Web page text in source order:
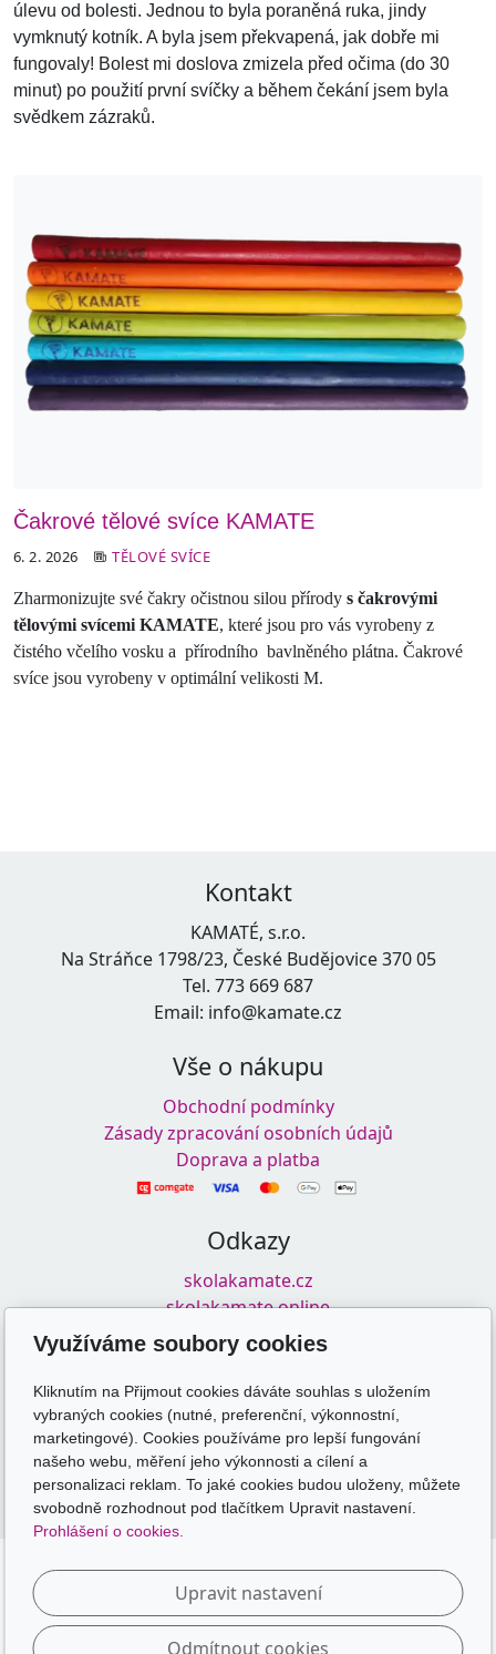
úlevu od bolesti. Jednou to byla poraněná ruka, jindy
vymknutý kotník. A byla jsem překvapená, jak dobře mi
fungovaly! Bolest mi doslova zmizela před očima (do 30
minut) po použití první svíčky a během čekání jsem byla
svědkem zázraků.
Čakrové tělové svíce KAMATE
6. 2. 2026 TĚLOVÉ SVÍCE
Zharmonizujte své čakry očistnou silou přírody s čakrovými
tělovými svícemi KAMATE, které jsou pro vás vyrobeny z
čistého včelího vosku a přírodního bavlněného plátna. Čakrové
svíce jsou vyrobeny v optimální velikosti M.
Kontakt
KAMATÉ, s.r.o.
Na Stráňce 1798/23, České Budějovice 370 05
Tel. 773 669 687
Email: info@kamate.cz
Vše o nákupu
Obchodní podmínky
Zásady zpracování osobních údajů
Doprava a platba
Odkazy
skolakamate.cz
skolakamate.online
Sledujte nás
Využíváme soubory cookies
Kliknutím na Přijmout cookies dáváte souhlas s uložením
vybraných cookies (nutné, preferenční, výkonnostní,
marketingové). Cookies používáme pro lepší fungování
našeho webu, měření jeho výkonnosti a cílení a
personalizaci reklam. To jaké cookies budou uloženy, můžete
svobodně rozhodnout pod tlačítkem Upravit nastavení.
Prohlášení o cookies.
Upravit nastavení
Odmítnout cookies